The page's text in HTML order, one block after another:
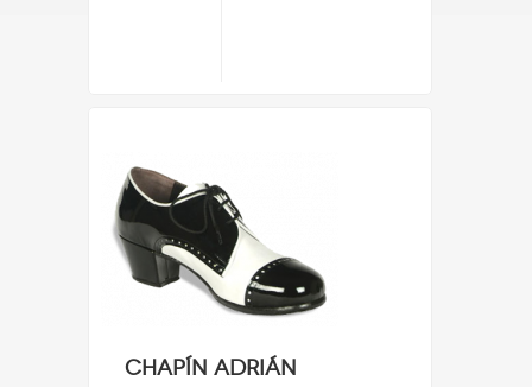
Chapín Adrián